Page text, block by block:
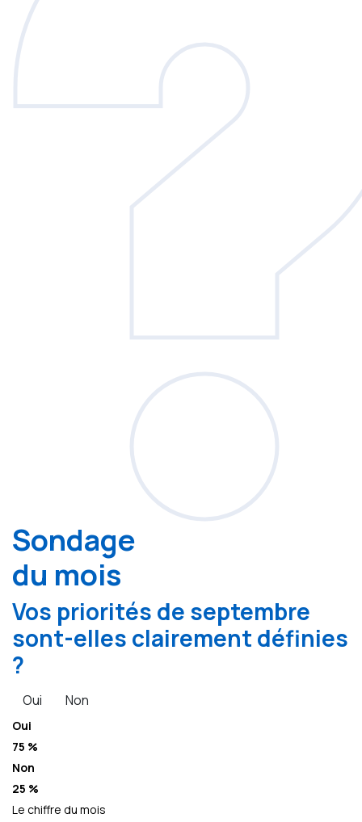
Sondage
du mois
Vos priorités de septembre
sont-elles clairement définies
?
Oui Non
Oui
75 %
Non
25 %
Le chiffre du mois